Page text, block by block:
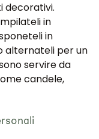
decorativi.
in
in
alternateli per un
servire da
candele,